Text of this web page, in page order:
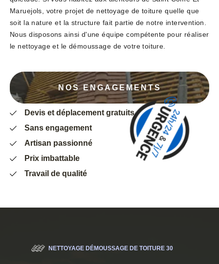
Maruejols, votre projet de nettoyage de toiture quelle que
soit la nature et la structure fait partie de notre intervention.
Nous disposons ainsi d'une équipe compétente pour réaliser
le nettoyage et le démoussage de votre toiture.
NOS ENGAGEMENTS
Devis et déplacement gratuits
Sans engagement
Artisan passionné
Prix imbattable
Travail de qualité
NETTOYAGE DÉMOUSSAGE DE TOITURE 30